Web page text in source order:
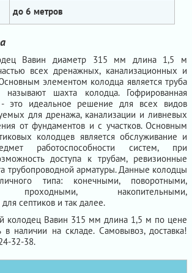
до 6 метров
Вавин диаметр 315 мм длина 1,5 м
всех дренажных, канализационных и
элементом колодца является труба
шахта колодца. Гофрированная
- это идеальное решение для всех видов
для дренажа, канализации и ливневых
от фундаментов и с участков. Основным
колодцев является обслуживание и
работоспособности систем, при
доступа к трубам, ревизионные
трубопроводной арматуры. Данные колодцы
типа: конечными, поворотными,
проходными, накопительными,
септиков и так далее.
колодец Вавин 315 мм длина 1,5 м по цене
в наличии на складе. Самовывоз, доставка!
32-38.